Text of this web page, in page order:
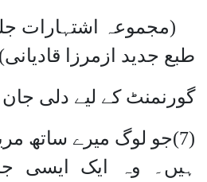
طبع جدید ازمرزا قادیانی)
گورنمنٹ کے لیے دلی جان
(7)جو لوگ میرے ساتھ
ہیں۔ وہ ایک ایسی